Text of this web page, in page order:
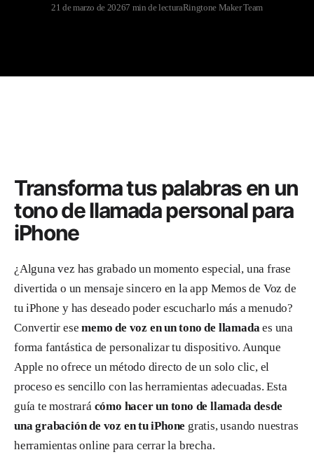
21 de marzo de 20267 min de lecturaRingtone Maker Team
Transforma tus palabras en un
tono de llamada personal para
iPhone
¿Alguna vez has grabado un momento especial, una frase
divertida o un mensaje sincero en la app Memos de Voz de
tu iPhone y has deseado poder escucharlo más a menudo?
Convertir esememo de voz en un tono de llamada es una
forma fantástica de personalizar tu dispositivo. Aunque
Apple no ofrece un método directo de un solo clic, el
proceso es sencillo con las herramientas adecuadas. Esta
guía te mostrará cómo hacer un tono de llamada desde
una grabación de voz en tu iPhone gratis, usando nuestras
herramientas online para cerrar la brecha.